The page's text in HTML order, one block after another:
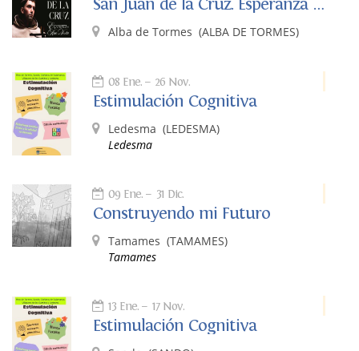
San Juan de la Cruz. Esperanza de alto vuelo
Alba de Tormes (ALBA DE TORMES)
08 Ene. 26 Nov.
Estimulación Cognitiva
Ledesma (LEDESMA)
Ledesma
09 Ene. 31 Dic.
Construyendo mi Futuro
Tamames (TAMAMES)
Tamames
13 Ene. 17 Nov.
Estimulación Cognitiva